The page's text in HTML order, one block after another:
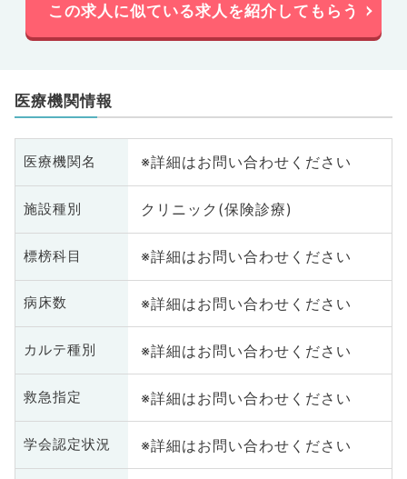
この求人に似ている求人を紹介してもらう
医療機関情報
医療機関名 ※詳細はお問い合わせください
施設種別 クリニック(保険診療)
標榜科目 ※詳細はお問い合わせください
病床数 ※詳細はお問い合わせください
カルテ種別 ※詳細はお問い合わせください
救急指定 ※詳細はお問い合わせください
学会認定状況 ※詳細はお問い合わせください